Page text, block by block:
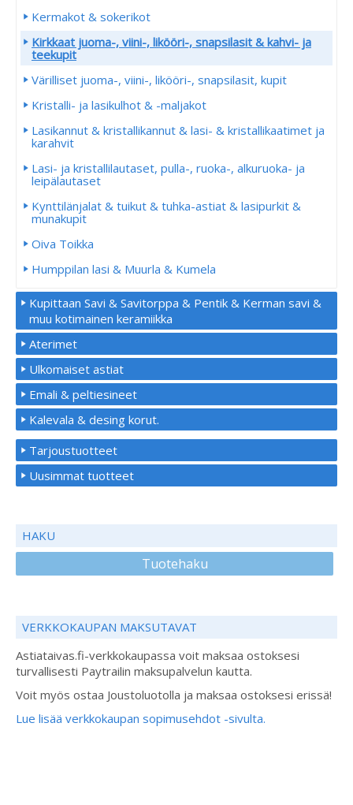
Kermakot & sokerikot
Kirkkaat juoma-, viini-, likööri-, snapsilasit & kahvi- ja
teekupit
Värilliset juoma-, viini-, likööri-, snapsilasit, kupit
Kristalli- ja lasikulhot & -maljakot
Lasikannut & kristallikannut & lasi- & kristallikaatimet ja
karahvit
Lasi- ja kristallilautaset, pulla-, ruoka-, alkuruoka- ja
leipälautaset
Kynttilänjalat & tuikut & tuhka-astiat & lasipurkit &
munakupit
Oiva Toikka
Humppilan lasi & Muurla & Kumela
Kupittaan Savi & Savitorppa & Pentik & Kerman savi &
muu kotimainen keramiikka
Aterimet
Ulkomaiset astiat
Emali & peltiesineet
Kalevala & desing korut.
Tarjoustuotteet
Uusimmat tuotteet
HAKU
Tuotehaku
VERKKOKAUPAN MAKSUTAVAT
Astiataivas.fi-verkkokaupassa voit maksaa ostoksesi
turvallisesti Paytrailin maksupalvelun kautta.
Voit myös ostaa Joustoluotolla ja maksaa ostoksesi erissä!
Lue lisää verkkokaupan sopimusehdot -sivulta.